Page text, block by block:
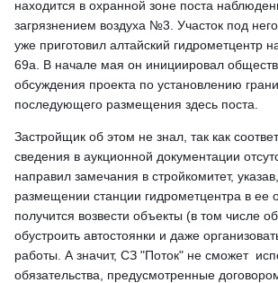
находится в охранной зоне поста
загрязнением воздуха №3. Участок под
уже приготовил алтайский гидрометцентр
69а. В начале мая он инициировал
обсуждения проекта по установлению
последующего размещения здесь поста.
Застройщик об этом не знал, так как
сведения в аукционной документации
направил замечания в стройкомитет,
размещении станции гидрометцентра в ее
получится возвести объекты (в том числе
обустроить автостоянки и даже
работы. А значит, СЗ "Поток" не сможет
обязательства, предусмотренные